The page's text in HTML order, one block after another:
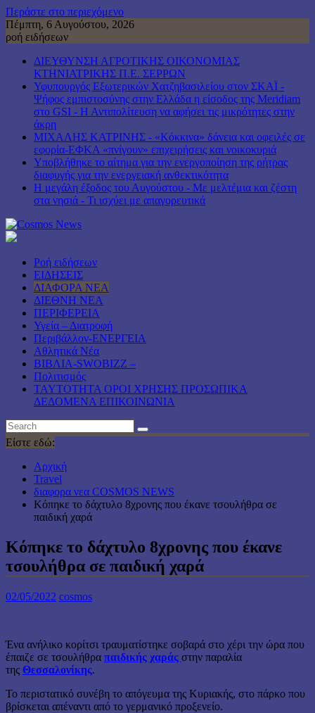
Περάστε στο περιεχόμενο
Πέμπτη, 6 Αυγούστου, 2026
ροή ειδήσεων
ΔΙΕΥΘΥΝΣΗ ΑΓΡΟΤΙΚΗΣ ΟΙΚΟΝΟΜΙΑΣ
ΚΤΗΝΙΑΤΡΙΚΗΣ Π.Ε. ΣΕΡΡΩΝ
Υφυπουργός Εξωτερικών Χατζηβασιλείου στον ΣΚΑΪ -
Ψήφος εμπιστοσύνης στην Ελλάδα η είσοδος της Meridiam
στο GSI - Η Αντιπολίτευση να αφήσει τις μικρότητες στην
άκρη
ΜΙΧΑΛΗΣ ΚΑΤΡΙΝΗΣ - «Κόκκινα» δάνεια και οφειλές σε
εφορία-ΕΦΚΑ «πνίγουν» επιχειρήσεις και νοικοκυριά
Υποβλήθηκε το αίτημα για την ενεργοποίηση της ρήτρας
διαφυγής για την ενεργειακή ανθεκτικότητα
Η μεγάλη έξοδος του Αυγούστου - Με μελτέμια και ζέστη
στα νησιά - Τι ισχύει με απαγορευτικά
Ροή ειδήσεων
ΕΙΔΗΣΕΙΣ
ΔΙΑΦΟΡΑ ΝΕΑ
ΔΙΕΘΝΗ ΝΕΑ
ΠΕΡΙΦΕΡΕΙΑ
Υγεία – Διατροφή
Περιβάλλον-ΕΝΕΡΓΕΙΑ
Αθλητικά Νέα
ΒΙΒΛΙΑ-SWOBIZZ –
Πολιτισμός
TAYTOTHTA ΟΡΟΙ ΧΡΗΣΗΣ ΠΡΟΣΩΠΙΚΑ
ΔΕΔΟΜΕΝΑ ΕΠΙΚΟΙΝΩΝΙΑ
Είστε εδώ:
Αρχική
Travel
διαφορα νεα COSMOS NEWS
Κόπηκε το δάχτυλο 8χρονης που έκανε τσουλήθρα σε
παιδική χαρά
Κόπηκε το δάχτυλο 8χρονης που έκανε
τσουλήθρα σε παιδική χαρά
02/05/2022 cosmos
Ένα ανήλικο κορίτσι τραυματίστηκε σοβαρά στο χέρι την ώρα που
έπαιζε σε τσουλήθρα παιδικής χαράς στην παραλία
της Θεσσαλονίκης.
Το περιστατικό συνέβη το απόγευμα της Κυριακής, στο πάρκο που
βρίσκεται απέναντι από το γερμανικό προξενείο.